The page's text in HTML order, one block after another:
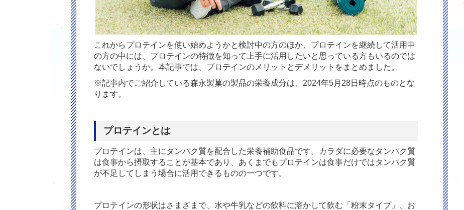
これからプロテインを使い始めようかと検討中の方のほか、プロテインを継続して活用中
の方の中には、プロテインの特徴を知って上手に活用したいと思っている方もいるのでは
ないでしょうか。本記事では、プロテインのメリットとデメリットをまとめました。
※記事内でご紹介している森永製菓の製品の栄養成分は、2024年5月28日時点のものとな
ります。
プロテインとは
プロテインは、主にタンパク質を配合した栄養補助食品です。カラダに必要なタンパク質
は食事から摂取することが基本であり、あくまでもプロテインは食事だけではタンパク質
が不足してしまう場合に活用できるものの一つです。
プロテインの形状はさまざまで、水や牛乳などの飲料に溶かして飲む「粉末タイプ」、お